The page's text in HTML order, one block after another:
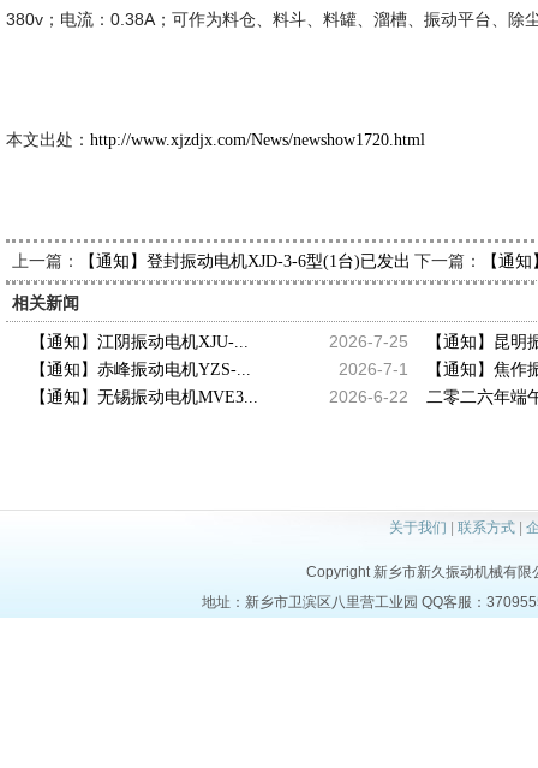
380v；电流：0.38A；可作为料仓、料斗、料罐、溜槽、振动平台、除
本文出处： http://www.xjzdjx.com/News/newshow1720.html
上一篇： 【通知】登封振动电机XJD-3-6型(1台)已发出，请连经理查收
下一篇： 【通
相关新闻
2026-7-25
【通知】江阴振动电机XJU-... 【通知】昆明
2026-7-1
【通知】赤峰振动电机YZS-... 【通知】焦作
2026-6-22
【通知】无锡振动电机MVE3... 二零二六年端
关于我们 | 联系方式|
Copyright 新乡市新久振动机械有
地址：新乡市卫滨区八里营工业园 QQ客服：